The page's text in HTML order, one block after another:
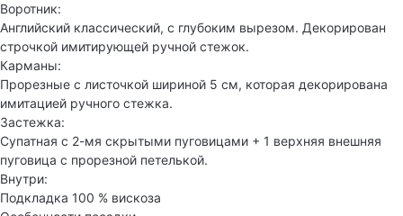
Воротник:
Английский классический, с глубоким вырезом. Декорирован
строчкой имитирующей ручной стежок.
Карманы:
Прорезные с листочкой шириной 5 см, которая декорирована
имитацией ручного стежка.
Застежка:
Супатная с 2-мя скрытыми пуговицами + 1 верхняя внешняя
пуговица с прорезной петелькой.
Внутри:
Подкладка 100 % вискоза